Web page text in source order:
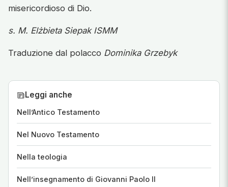
misericordioso di Dio.
s. M. Elżbieta Siepak ISMM
Traduzione dal polacco Dominika Grzebyk
Leggi anche
Nell’Antico Testamento
Nel Nuovo Testamento
Nella teologia
Nell’insegnamento di Giovanni Paolo II